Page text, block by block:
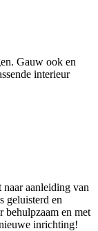
Gauw ook en
interieur
aanleiding van
geluisterd en
behulpzaam en met
inrichting!